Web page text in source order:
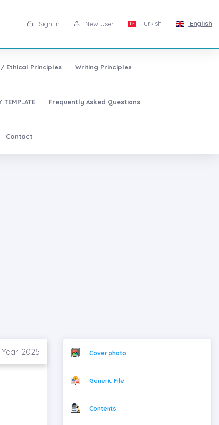
Sign in New User Turkish English
Ethical Principles Writing Principles
TEMPLATE Frequently Asked Questions
Contact
Year: 2025 Cover photo
Generic File
Contents